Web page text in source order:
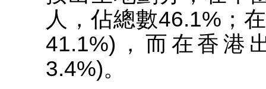
人，佔總數46.1%；
41.1%)，而在香港
3.4%)。